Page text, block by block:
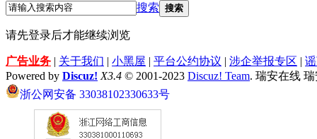
搜索 搜索
请先登录后才能继续浏览
广告业务 | 关于我们 | 小黑屋 | 平台公约协议 | 涉企举报专区 |
Powered by Discuz! X3.4 © 2001-2023 Discuz! Team. 瑞安在线
浙公网安备 33038102330633号